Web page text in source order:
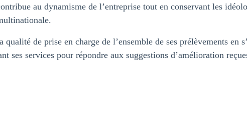
au dynamisme de l’entreprise tout en conservant les
de prise en charge de l’ensemble de ses prélèvements en
ses services pour répondre aux suggestions d’amélioration
Toute l’équipe du laboratoire vous souhaite de joyeuses fêtes.